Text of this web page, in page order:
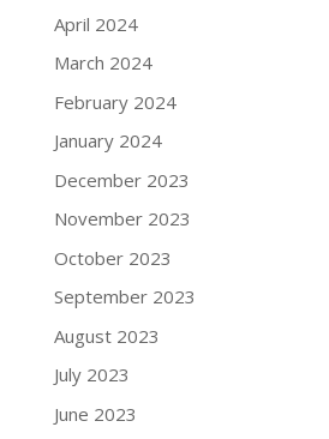
April 2024
March 2024
February 2024
January 2024
December 2023
November 2023
October 2023
September 2023
August 2023
July 2023
June 2023